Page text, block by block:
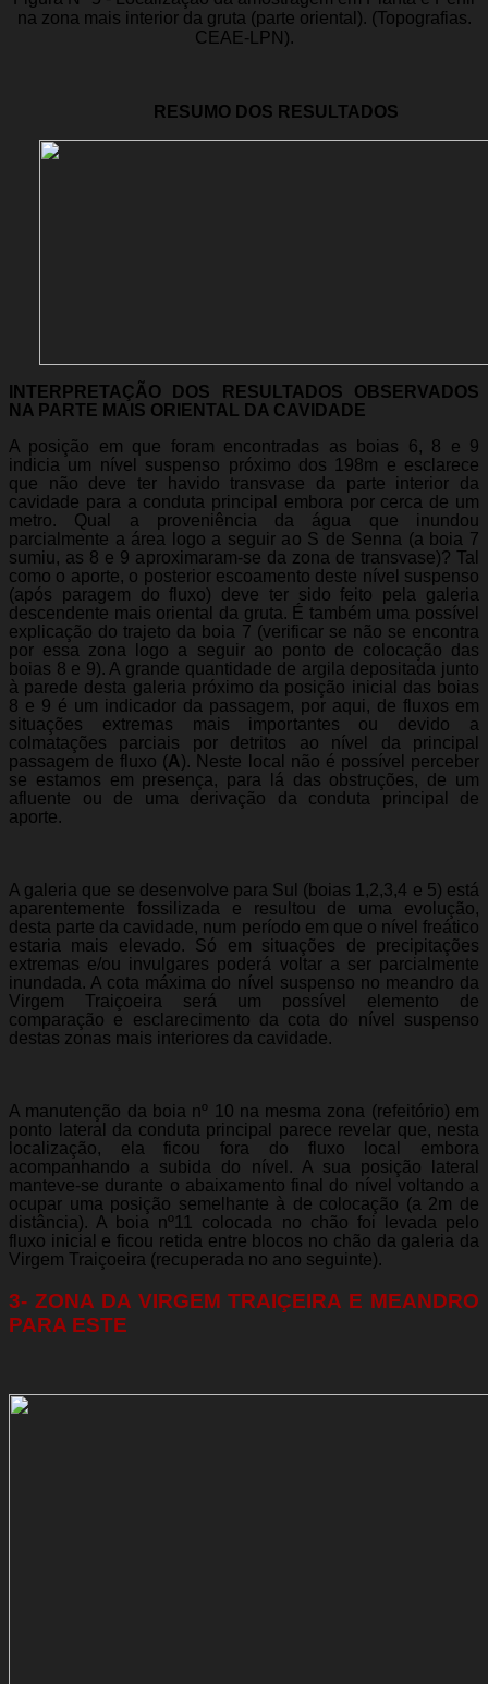
na zona mais interior da gruta (parte oriental). (Topografias.
CEAE-LPN).
RESUMO DOS RESULTADOS
INTERPRETAÇÃO DOS RESULTADOS OBSERVADOS
NA PARTE MAIS ORIENTAL DA CAVIDADE
A posição em que foram encontradas as boias 6, 8 e 9
indicia um nível suspenso próximo dos 198m e esclarece
que não deve ter havido transvase da parte interior da
cavidade para a conduta principal embora por cerca de um
metro. Qual a proveniência da água que inundou
parcialmente a área logo a seguir ao S de Senna (a boia 7
sumiu, as 8 e 9 aproximaram-se da zona de transvase)? Tal
como o aporte, o posterior escoamento deste nível suspenso
(após paragem do fluxo) deve ter sido feito pela galeria
descendente mais oriental da gruta. É também uma possível
explicação do trajeto da boia 7 (verificar se não se encontra
por essa zona logo a seguir ao ponto de colocação das
boias 8 e 9). A grande quantidade de argila depositada junto
à parede desta galeria próximo da posição inicial das boias
8 e 9 é um indicador da passagem, por aqui, de fluxos em
situações extremas mais importantes ou devido a
colmatações parciais por detritos ao nível da principal
passagem de fluxo (A). Neste local não é possível perceber
se estamos em presença, para lá das obstruções, de um
afluente ou de uma derivação da conduta principal de
aporte.
A galeria que se desenvolve para Sul (boias 1,2,3,4 e 5) está
aparentemente fossilizada e resultou de uma evolução,
desta parte da cavidade, num período em que o nível freático
estaria mais elevado. Só em situações de precipitações
extremas e/ou invulgares poderá voltar a ser parcialmente
inundada. A cota máxima do nível suspenso no meandro da
Virgem Traiçoeira será um possível elemento de
comparação e esclarecimento da cota do nível suspenso
destas zonas mais interiores da cavidade.
A manutenção da boia nº 10 na mesma zona (refeitório) em
ponto lateral da conduta principal parece revelar que, nesta
localização, ela ficou fora do fluxo local embora
acompanhando a subida do nível. A sua posição lateral
manteve-se durante o abaixamento final do nível voltando a
ocupar uma posição semelhante à de colocação (a 2m de
distância). A boia nº11 colocada no chão foi levada pelo
fluxo inicial e ficou retida entre blocos no chão da galeria da
Virgem Traiçoeira (recuperada no ano seguinte).
3- ZONA DA VIRGEM TRAIÇEIRA E MEANDRO
PARA ESTE